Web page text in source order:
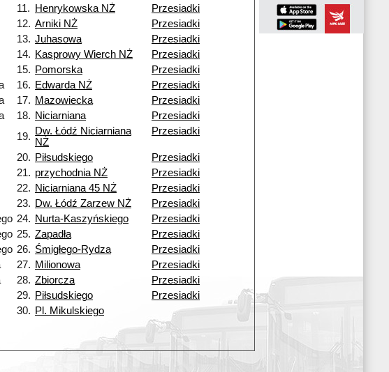
11. Henrykowska NŻ
Przesiadki
12. Arniki NŻ
Przesiadki
13. Juhasowa
Przesiadki
14. Kasprowy Wierch NŻ
Przesiadki
15. Pomorska
Przesiadki
16. Edwarda NŻ
Przesiadki
17. Mazowiecka
Przesiadki
18. Niciarniana
Przesiadki
19. Dw. Łódź Niciarniana
NŻ
Przesiadki
20. Piłsudskiego
Przesiadki
21. przychodnia NŻ
Przesiadki
22. Niciarniana 45 NŻ
Przesiadki
23. Dw. Łódź Zarzew NŻ
Przesiadki
24. Nurta-Kaszyńskiego
Przesiadki
25. Zapadła
Przesiadki
26. Śmigłego-Rydza
Przesiadki
27. Milionowa
Przesiadki
28. Zbiorcza
Przesiadki
29. Piłsudskiego
Przesiadki
30. Pl. Mikulskiego